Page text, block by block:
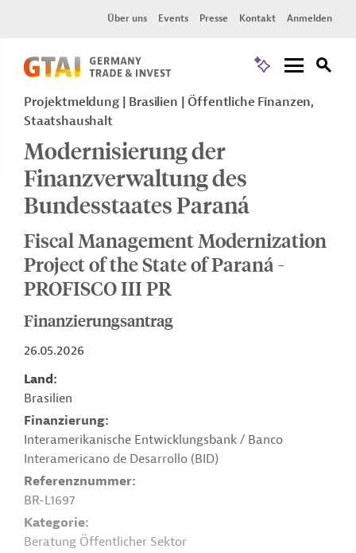
Über uns Events Presse Kontakt Anmelden
Projektmeldung Brasilien
Öffentliche Finanzen,
Staatshaushalt
Modernisierung der
Finanzverwaltung des
Bundesstaates Paraná
Fiscal Management Modernization
Project of the State of Paraná -
PROFISCO III PR
Finanzierungsantrag
26.05.2026
Land
Brasilien
Finanzierung
Interamerikanische Entwicklungsbank / Banco
Interamericano de Desarrollo (BID)
Referenznummer
BR-L1697
Kategorie
Beratung Öffentlicher Sektor